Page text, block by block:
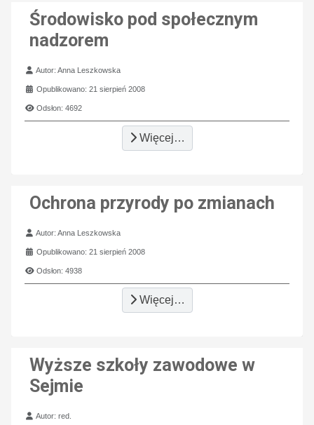
Środowisko pod społecznym
nadzorem
Szczegóły
Autor:Anna Leszkowska
Opublikowano: 21 sierpień 2008
Odsłon: 4692
Więcej…
Ochrona przyrody po zmianach
Szczegóły
Autor:Anna Leszkowska
Opublikowano: 21 sierpień 2008
Odsłon: 4938
Więcej…
Wyższe szkoły zawodowe w
Sejmie
Szczegóły
Autor:red.